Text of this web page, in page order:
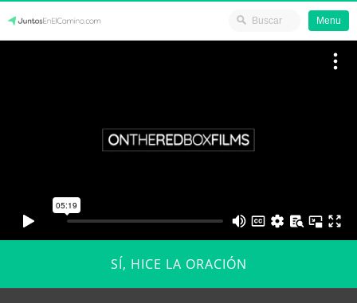
Menu
SÍ, HICE LA ORACIÓN